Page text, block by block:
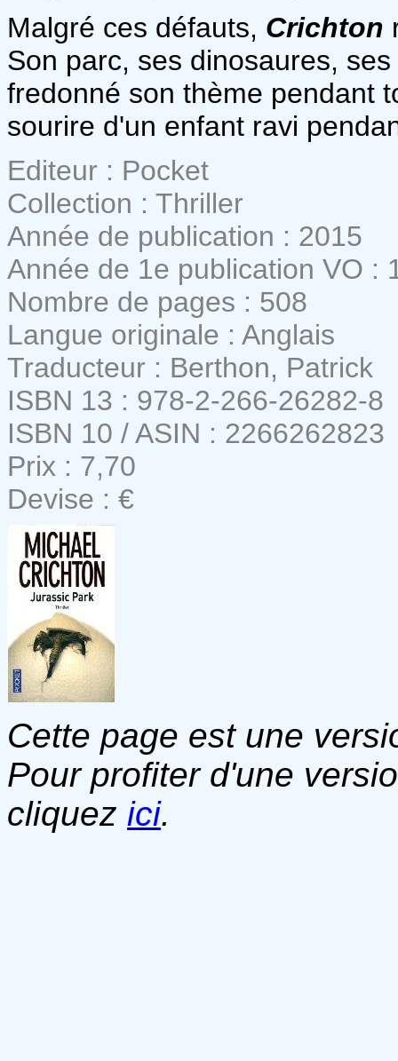
Malgré ces défauts, Crichton
Son parc, ses dinosaures,
fredonné son thème pendant
sourire d'un enfant ravi
Editeur : Pocket
Collection : Thriller
Année de publication : 2015
Année de 1e publication VO :
Nombre de pages : 508
Langue originale : Anglais
Traducteur : Berthon, Patrick
ISBN 13 : 978-2-266-26282-8
ISBN 10 / ASIN : 2266262823
Prix : 7,70
Devise : €
Cette page est une
Pour profiter d'une
cliquez ici.